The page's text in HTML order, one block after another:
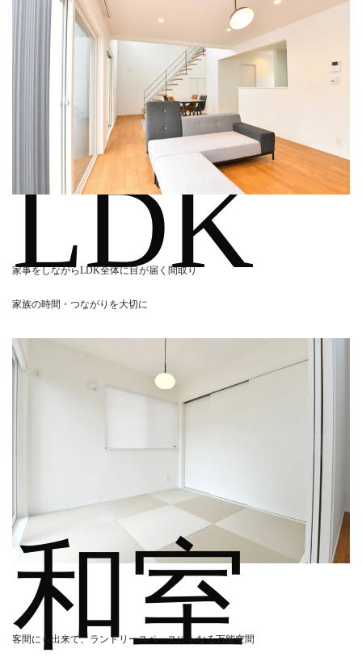
LDK
家事をしながらLDK全体に目が届く間取り
家族の時間・つながりを大切に
和室
客間にも出来て、ランドリースペースにもなる万能空間